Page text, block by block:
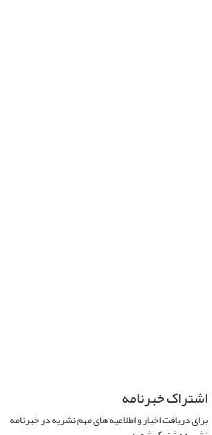
اشتراک خبرنامه
برای دریافت اخبار و اطلاعیه های مهم نشریه در خبرنامه